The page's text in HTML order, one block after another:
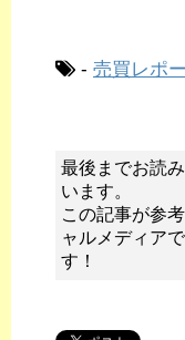
- 売買レポ
最後までお読
います。
この記事が参
ャルメディア
す！